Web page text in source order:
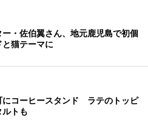
・佐伯翼さん、地元鹿児島で初個
猫テーマに
にコーヒースタンド ラテのトッピ
ルトも